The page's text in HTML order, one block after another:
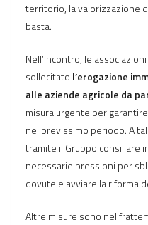
territorio, la valorizzazione
basta.
Nell’incontro, le
sollecitato l’erogazione
alle aziende agricole da
misura urgente per
nel brevissimo periodo. A
tramite il Gruppo consiliare
necessarie pressioni per
dovute e avviare la riforma
Altre misure sono nel